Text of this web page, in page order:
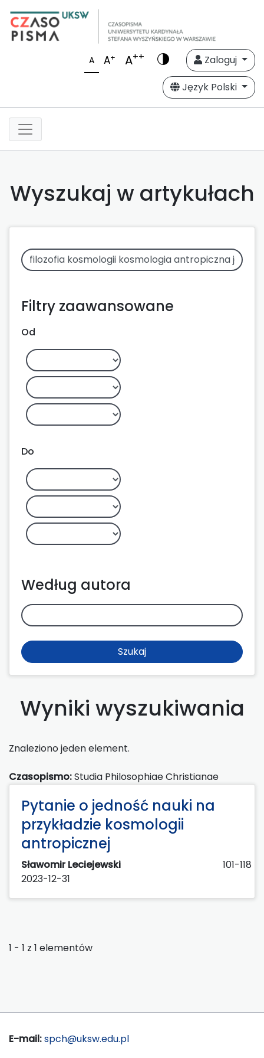
A A+ A++
Zaloguj
Język Polski
Wyszukaj w artykułach
Filtry zaawansowane
Od
Do
Według autora
Szukaj
Wyniki wyszukiwania
Znaleziono jeden element.
Czasopismo:Studia Philosophiae Christianae
Pytanie o jedność nauki na
przykładzie kosmologii
antropicznej
Sławomir Leciejewski
101-118
2023-12-31
1 - 1 z 1 elementów
E-mail:spch@uksw.edu.pl